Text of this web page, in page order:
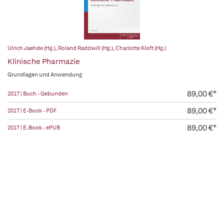
Ulrich Jaehde (Hg.), Roland Radziwill (Hg.),Charlotte Kloft (Hg.)
Klinische Pharmazie
Grundlagen und Anwendung
2017 | Buch - Gebunden 89,00 €*
2017 | E-Book - PDF 89,00 €*
2017 | E-Book - ePUB 89,00 €*